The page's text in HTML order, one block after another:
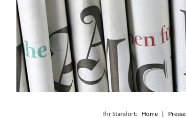
Ihr Standort: Home Presse